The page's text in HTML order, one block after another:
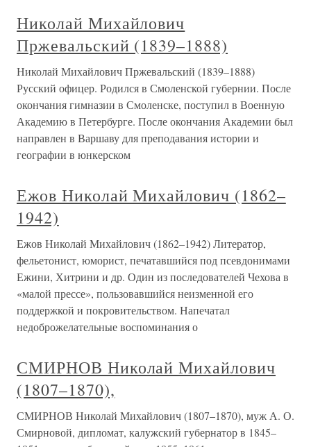
Николай Михайлович
Пржевальский (1839–1888)
Николай Михайлович Пржевальский (1839–1888)
Русский офицер. Родился в Смоленской губернии. После
окончания гимназии в Смоленске, поступил в Военную
Академию в Петербурге. После окончания Академии был
направлен в Варшаву для преподавания истории и
географии в юнкерском
Ежов Николай Михайлович (1862–
1942)
Ежов Николай Михайлович (1862–1942) Литератор,
фельетонист, юморист, печатавшийся под псевдонимами
Ежини, Хитрини и др. Один из последователей Чехова в
«малой прессе», пользовавшийся неизменной его
поддержкой и покровительством. Напечатал
недоброжелательные воспоминания о
СМИРНОВ Николай Михайлович
(1807–1870),
СМИРНОВ Николай Михайлович (1807–1870), муж А. О.
Смирновой, дипломат, калужский губернатор в 1845–